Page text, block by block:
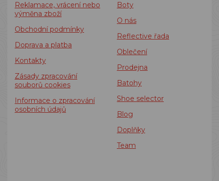
Reklamace, vrácení nebo
výměna zboží
Obchodní podmínky
Doprava a platba
Kontakty
Zásady zpracování
souborů cookies
Informace o zpracování
osobních údajů
Boty
O nás
Reflective řada
Oblečení
Prodejna
Batohy
Shoe selector
Blog
Doplňky
Team